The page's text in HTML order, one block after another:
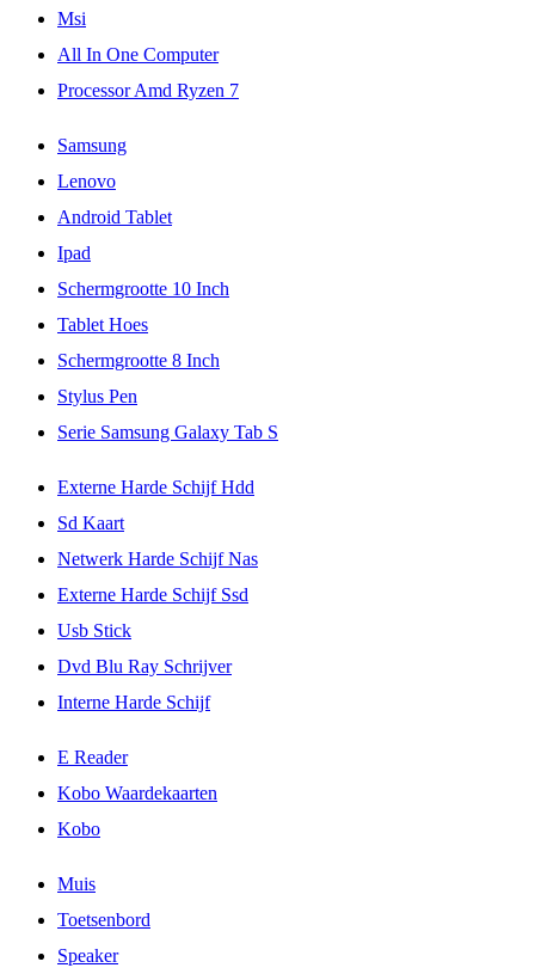
Msi
All In One Computer
Processor Amd Ryzen 7
Samsung
Lenovo
Android Tablet
Ipad
Schermgrootte 10 Inch
Tablet Hoes
Schermgrootte 8 Inch
Stylus Pen
Serie Samsung Galaxy Tab S
Externe Harde Schijf Hdd
Sd Kaart
Netwerk Harde Schijf Nas
Externe Harde Schijf Ssd
Usb Stick
Dvd Blu Ray Schrijver
Interne Harde Schijf
E Reader
Kobo Waardekaarten
Kobo
Muis
Toetsenbord
Speaker